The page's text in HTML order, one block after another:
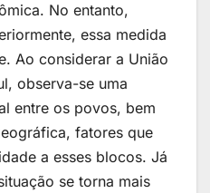
No entanto,
essa medida
Ao considerar a União
observa-se uma
entre os povos, bem
fatores que
a esses blocos. Já
se torna mais